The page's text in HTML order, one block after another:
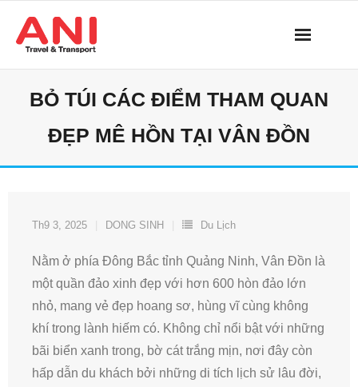
content
BỎ TÚI CÁC ĐIỂM THAM QUAN
ĐẸP MÊ HỒN TẠI VÂN ĐỒN
Th9 3, 2025 DONG SINH Du Lịch
Nằm ở phía Đông Bắc tỉnh Quảng Ninh, Vân Đồn là
một quần đảo xinh đẹp với hơn 600 hòn đảo lớn
nhỏ, mang vẻ đẹp hoang sơ, hùng vĩ cùng không
khí trong lành hiếm có. Không chỉ nổi bật với những
bãi biển xanh trong, bờ cát trắng mịn, nơi đây còn
hấp dẫn du khách bởi những di tích lịch sử lâu đời,